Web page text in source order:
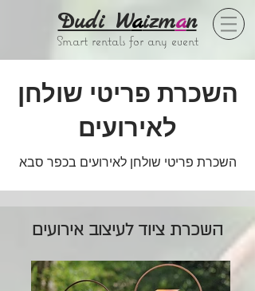
Dudi Waizman
Smart rentals for any event
השכרת פריטי שולחן
לאירועים
השכרת פריטי שולחן לאירועים בכפר סבא